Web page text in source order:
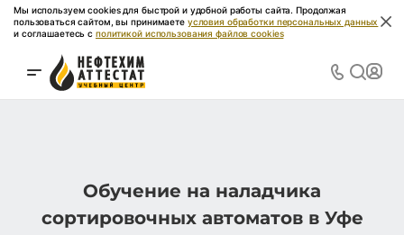
Мы используем cookies для быстрой и удобной работы сайта. Продолжая
пользоваться сайтом, вы принимаете условия обработки персональных данных
и соглашаетесь с политикой использования файлов cookies
Обучение на наладчика
сортировочных автоматов в Уфе